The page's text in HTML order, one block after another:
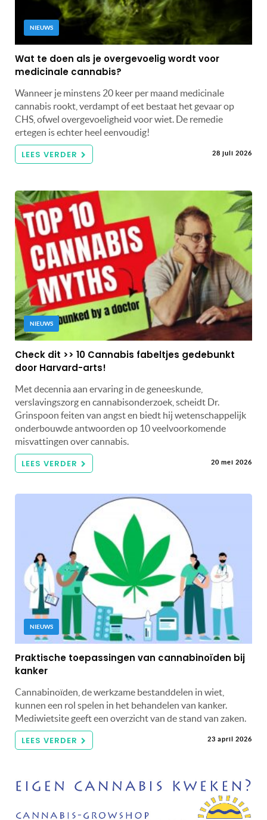
NIEUWS
Wat te doen als je overgevoelig wordt voor
medicinale cannabis?
Wanneer je minstens 20 keer per maand medicinale
cannabis rookt, verdampt of eet bestaat het gevaar op
CHS, ofwel overgevoeligheid voor wiet. De remedie
ertegen is echter heel eenvoudig!
LEES VERDER 28 juli 2026
NIEUWS
Check dit >> 10 Cannabis fabeltjes gedebunkt
door Harvard-arts!
Met decennia aan ervaring in de geneeskunde,
verslavingszorg en cannabisonderzoek, scheidt Dr.
Grinspoon feiten van angst en biedt hij wetenschappelijk
onderbouwde antwoorden op 10 veelvoorkomende
misvattingen over cannabis.
LEES VERDER 20 mei 2026
NIEUWS
Praktische toepassingen van cannabinoïden bij
kanker
Cannabinoïden, de werkzame bestanddelen in wiet,
kunnen een rol spelen in het behandelen van kanker.
Mediwietsite geeft een overzicht van de stand van zaken.
LEES VERDER 23 april 2026